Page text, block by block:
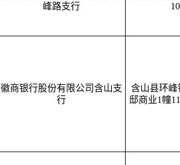
峰路支行
徽商银行股份有限公司含山支
行
含山县环
邸商业1幢